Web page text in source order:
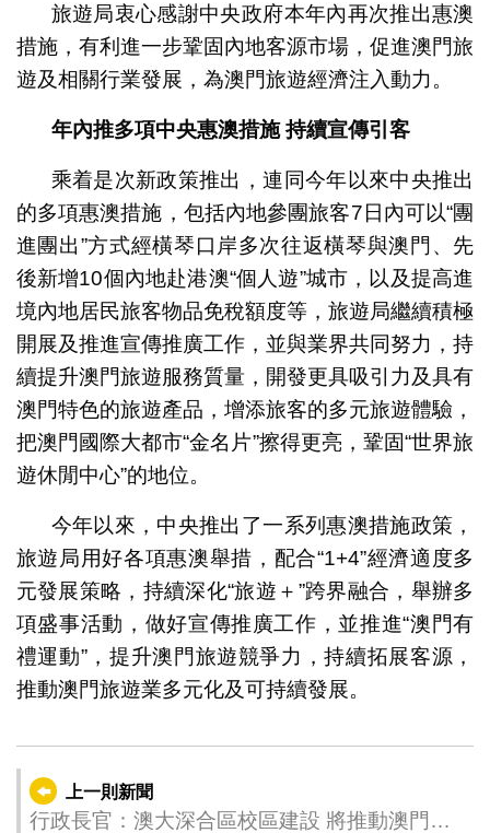
旅遊局衷心感謝中央政府本年內再次推出惠澳
措施，有利進一步鞏固內地客源市場，促進澳門旅
遊及相關行業發展，為澳門旅遊經濟注入動力。
年內推多項中央惠澳措施 持續宣傳引客
乘着是次新政策推出，連同今年以來中央推出
的多項惠澳措施，包括內地參團旅客7日內可以“團
進團出”方式經橫琴口岸多次往返橫琴與澳門、先
後新增10個內地赴港澳“個人遊”城市，以及提高進
境內地居民旅客物品免稅額度等，旅遊局繼續積極
開展及推進宣傳推廣工作，並與業界共同努力，持
續提升澳門旅遊服務質量，開發更具吸引力及具有
澳門特色的旅遊產品，增添旅客的多元旅遊體驗，
把澳門國際大都市“金名片”擦得更亮，鞏固“世界旅
遊休閒中心”的地位。
今年以來，中央推出了一系列惠澳措施政策，
旅遊局用好各項惠澳舉措，配合“1+4”經濟適度多
元發展策略，持續深化“旅遊＋”跨界融合，舉辦多
項盛事活動，做好宣傳推廣工作，並推進“澳門有
禮運動”，提升澳門旅遊競爭力，持續拓展客源，
推動澳門旅遊業多元化及可持續發展。
上一則新聞
行政長官：澳大深合區校區建設 將推動澳門更